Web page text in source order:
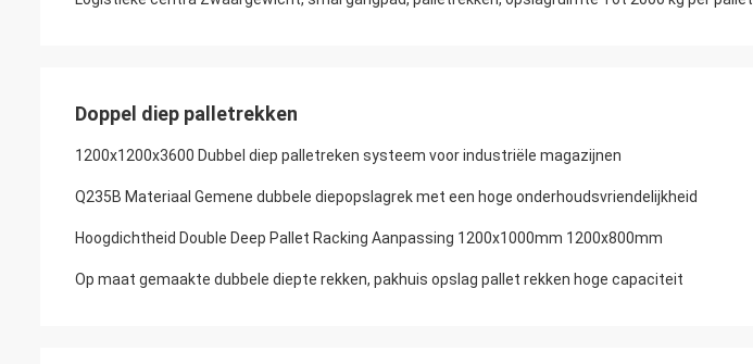
Doppel diep palletrekken
1200x1200x3600 Dubbel diep palletreken systeem voor industriële magazijnen
Q235B Materiaal Gemene dubbele diepopslagrek met een hoge onderhoudsvriendelijkheid
Hoogdichtheid Double Deep Pallet Racking Aanpassing 1200x1000mm 1200x800mm
Op maat gemaakte dubbele diepte rekken, pakhuis opslag pallet rekken hoge capaciteit